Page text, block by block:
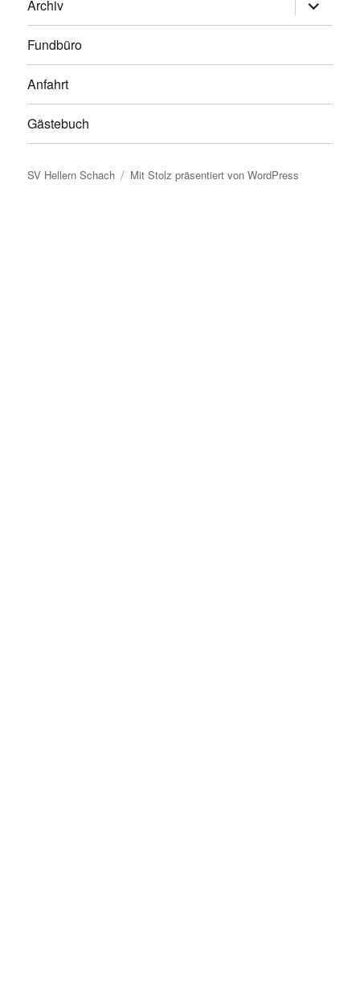
Archiv
anzeigen
Fundbüro
Anfahrt
Gästebuch
SV Hellern Schach Mit Stolz präsentiert von WordPress